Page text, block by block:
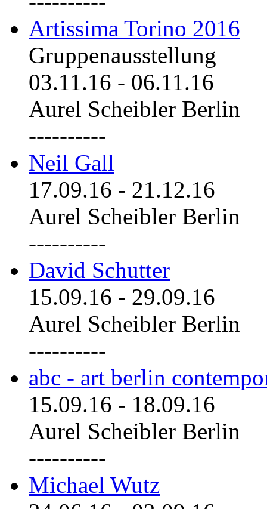
Artissima Torino 2016
Gruppenausstellung
03.11.16 - 06.11.16
Aurel Scheibler Berlin
----------
Neil Gall
17.09.16 - 21.12.16
Aurel Scheibler Berlin
----------
David Schutter
15.09.16 - 29.09.16
Aurel Scheibler Berlin
----------
abc - art berlin
15.09.16 - 18.09.16
Aurel Scheibler Berlin
----------
Michael Wutz